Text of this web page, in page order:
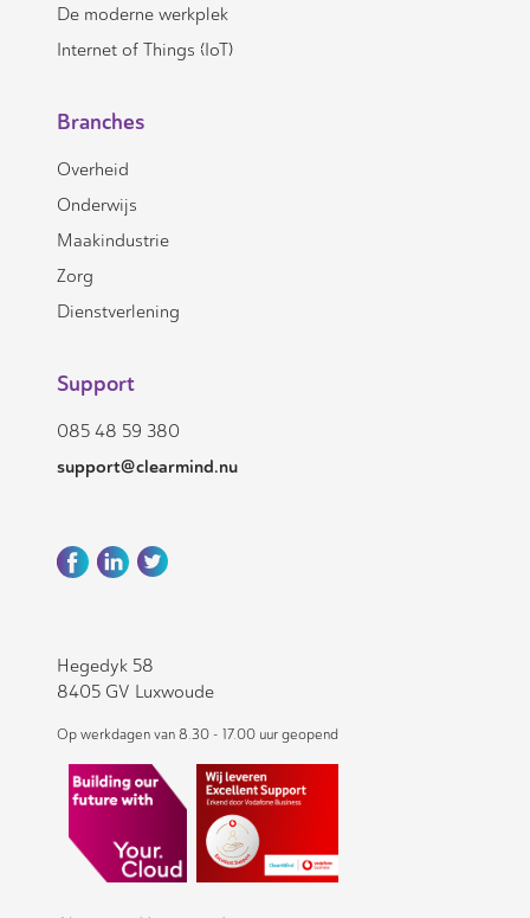
De moderne werkplek
Internet of Things (IoT)
Branches
Overheid
Onderwijs
Maakindustrie
Zorg
Dienstverlening
Support
085 48 59 380
support@clearmind.nu
Hegedyk 58
8405 GV Luxwoude
Op werkdagen van 8.30 - 17.00 uur geopend